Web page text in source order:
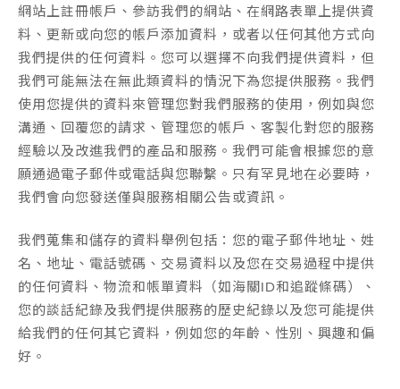
網站上註冊帳戶、參訪我們的網站、在網路表單上提供資
料、更新或向您的帳戶添加資料，或者以任何其他方式向
我們提供的任何資料。您可以選擇不向我們提供資料，但
我們可能無法在無此類資料的情況下為您提供服務。我們
使用您提供的資料來管理您對我們服務的使用，例如與您
溝通、回覆您的請求、管理您的帳戶、客製化對您的服務
經驗以及改進我們的產品和服務。我們可能會根據您的意
願通過電子郵件或電話與您聯繫。只有罕見地在必要時，
我們會向您發送僅與服務相關公告或資訊。
我們蒐集和儲存的資料舉例包括：您的電子郵件地址、姓
名、地址、電話號碼、交易資料以及您在交易過程中提供
的任何資料、物流和帳單資料（如海關ID和追蹤條碼）、
您的談話紀錄及我們提供服務的歷史紀錄以及您可能提供
給我們的任何其它資料，例如您的年齡、性別、興趣和偏
好。